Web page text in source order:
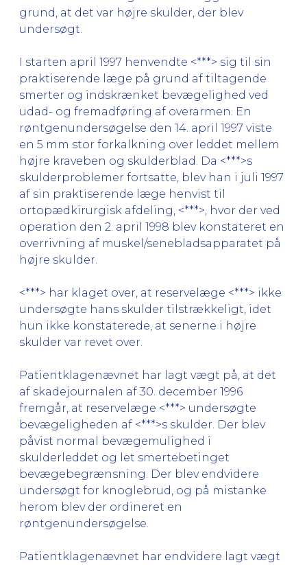
grund, at det var højre skulder, der blev
undersøgt.
I starten april 1997 henvendte <***> sig til sin
praktiserende læge på grund af tiltagende
smerter og indskrænket bevægelighed ved
udad- og fremadføring af overarmen. En
røntgenundersøgelse den 14. april 1997 viste
en 5 mm stor forkalkning over leddet mellem
højre kraveben og skulderblad. Da <***>s
skulderproblemer fortsatte, blev han i juli 1997
af sin praktiserende læge henvist til
ortopædkirurgisk afdeling, <***>, hvor der ved
operation den 2. april 1998 blev konstateret en
overrivning af muskel/senebladsapparatet på
højre skulder.
<***> har klaget over, at reservelæge <***> ikke
undersøgte hans skulder tilstrækkeligt, idet
hun ikke konstaterede, at senerne i højre
skulder var revet over.
Patientklagenævnet har lagt vægt på, at det
af skadejournalen af 30. december 1996
fremgår, at reservelæge <***> undersøgte
bevægeligheden af <***>s skulder. Der blev
påvist normal bevægemulighed i
skulderleddet og let smertebetinget
bevægebegrænsning. Der blev endvidere
undersøgt for knoglebrud, og på mistanke
herom blev der ordineret en
røntgenundersøgelse.
Patientklagenævnet har endvidere lagt vægt